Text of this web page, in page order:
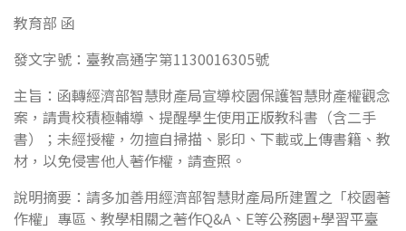
教育部 函
發文字號：臺教高通字第1130016305號
主旨：函轉經濟部智慧財產局宣導校園保護智慧財產權觀念
案，請貴校積極輔導、提醒學生使用正版教科書（含二手
書）；未經授權，勿擅自掃描、影印、下載或上傳書籍、教
材，以免侵害他人著作權，請查照。
說明摘要：請多加善用經濟部智慧財產局所建置之「校園著
作權」專區、教學相關之著作Q&A、E等公務園+學習平臺